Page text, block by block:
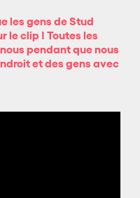
les gens de Stud
le clip ! Toutes les
pendant que nous
et des gens avec